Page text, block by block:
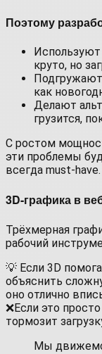
Поэтому
круто, но
Подгружают
как
Делают
грузится,
С ростом
эти проблемы
всегда must-have.
3D-графика в
Трёхмерная
рабочий
💡 Если 3D
объяснить
оно отлично
❌Если это
тормозит
Мы